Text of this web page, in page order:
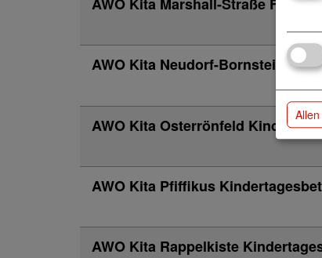
AWO Kita Neudorf-Bornstein
AWO Kita Osterrönfeld
AWO Kita Pfiffikus
AWO Kita Rappelkiste